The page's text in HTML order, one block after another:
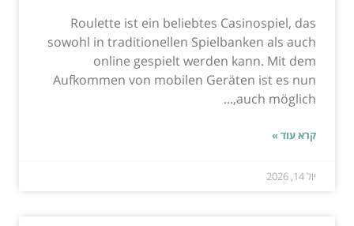
Roulette ist ein beliebtes Casinospiel, das
sowohl in traditionellen Spielbanken als auch
online gespielt werden kann. Mit dem
Aufkommen von mobilen Geräten ist es nun
auch möglich,...
קרא עוד »
יול 14, 2026